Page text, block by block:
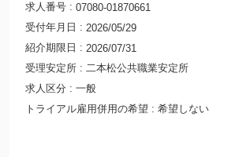
求人番号
07080-01870661
受付年月日
2026/05/29
紹介期限日
2026/07/31
受理安定所
二本松公共職業安定所
求人区分
一般
トライアル雇用併用の希望
希望しない